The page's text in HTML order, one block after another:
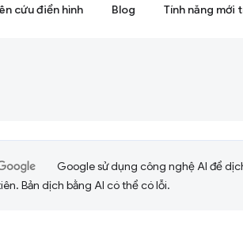
cứu điển hình Blog Tính năng mới
Google sử dụng công nghệ AI để
Bản dịch bằng AI có thể có lỗi.